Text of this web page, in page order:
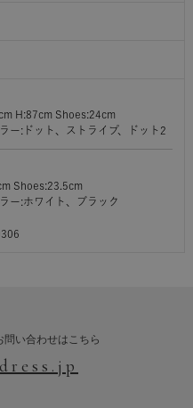
H:87cm Shoes:24cm
:ドット、ストライプ、ドット2
Shoes:23.5cm
:ホワイト、ブラック
い合わせはこちら